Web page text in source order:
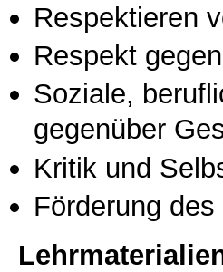
Respektieren
Respekt
Soziale,
gegenüber
Kritik und
Förderung